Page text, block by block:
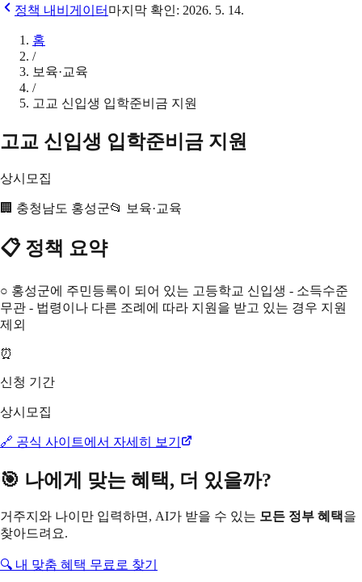
정책 내비게이터 마지막 확인: 2026. 5. 14.
홈
/
보육·교육
/
고교 신입생 입학준비금 지원
고교 신입생 입학준비금 지원
상시모집
🏢 충청남도 홍성군📂 보육·교육
📋 정책 요약
○ 홍성군에 주민등록이 되어 있는 고등학교 신입생 - 소득수준
무관 - 법령이나 다른 조례에 따라 지원을 받고 있는 경우 지원
제외
⏰
신청 기간
상시모집
🔗 공식 사이트에서 자세히 보기
🎯 나에게 맞는 혜택, 더 있을까?
거주지와 나이만 입력하면, AI가 받을 수 있는 모든 정부 혜택을
찾아드려요.
🔍 내 맞춤 혜택 무료로 찾기